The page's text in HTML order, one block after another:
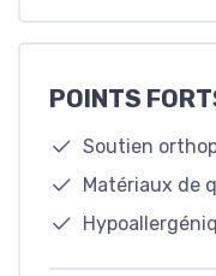
POINTS
Soutien
Matériaux de